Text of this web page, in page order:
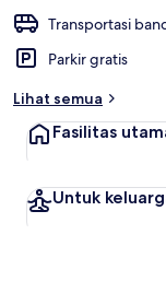
Transportasi
Parkir gratis
Lihat semua
Fasilitas
Untuk